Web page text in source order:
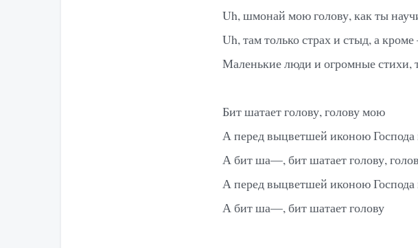
Uh, шмонай мою голову, как ты
Uh, там только страх и стыд, а
Маленькие люди и огромные
Бит шатает голову, голову мою
А перед выцветшей иконою
А бит ша—, бит шатает голову,
А перед выцветшей иконою
А бит ша—, бит шатает голову